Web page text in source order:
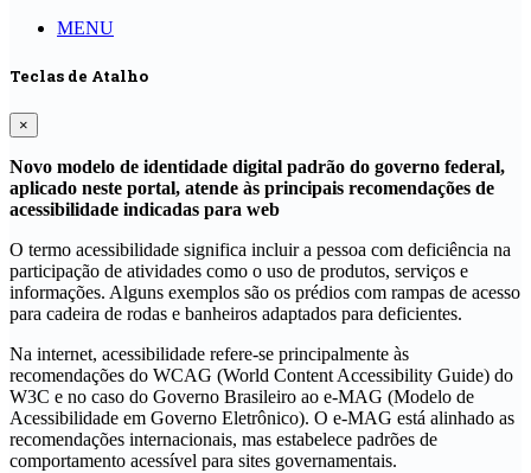
MENU
Teclas de Atalho
×
Novo modelo de identidade digital padrão do governo federal,
aplicado neste portal, atende às principais recomendações de
acessibilidade indicadas para web
O termo acessibilidade significa incluir a pessoa com deficiência na
participação de atividades como o uso de produtos, serviços e
informações. Alguns exemplos são os prédios com rampas de acesso
para cadeira de rodas e banheiros adaptados para deficientes.
Na internet, acessibilidade refere-se principalmente às
recomendações do WCAG (World Content Accessibility Guide) do
W3C e no caso do Governo Brasileiro ao e-MAG (Modelo de
Acessibilidade em Governo Eletrônico). O e-MAG está alinhado as
recomendações internacionais, mas estabelece padrões de
comportamento acessível para sites governamentais.